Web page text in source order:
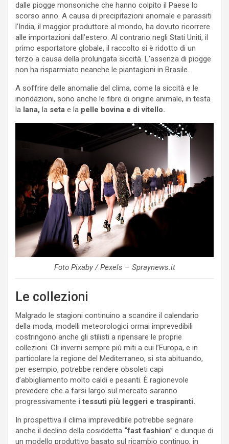
dalle piogge monsoniche che hanno colpito il Paese lo
scorso anno. A causa di precipitazioni anomale e parassiti
l’India, il maggior produttore al mondo, ha dovuto ricorrere
alle importazioni dall’estero. Al contrario negli Stati Uniti, il
primo esportatore globale, il raccolto si è ridotto di un
terzo a causa della prolungata siccità. L’assenza di piogge
non ha risparmiato neanche le piantagioni in Brasile.
A soffrire delle anomalie del clima, come la siccità e le
inondazioni, sono anche le fibre di origine animale, in testa
la lana, la seta e la pelle bovina e di vitello.
Foto Pixaby / Pexels – Spraynews.it
Le collezioni
Malgrado le stagioni continuino a scandire il calendario
della moda, modelli meteorologici ormai imprevedibili
costringono anche gli stilisti a ripensare le proprie
collezioni. Gli inverni sempre più miti a cui l’Europa, e in
particolare la regione del Mediterraneo, si sta abituando,
per esempio, potrebbe rendere obsoleti capi
d’abbigliamento molto caldi e pesanti. È ragionevole
prevedere che a farsi largo sul mercato saranno
progressivamente i tessuti più leggeri e traspiranti.
In prospettiva il clima imprevedibile potrebbe segnare
anche il declino della cosiddetta “fast fashion” e dunque di
un modello produttivo basato sul ricambio continuo, in